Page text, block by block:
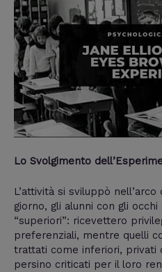
Lo Svolgimento
L’attività si sviluppò
giorno, gli alunni con gli
“superiori”: ricevettero
preferenziali, mentre quelli
trattati come inferiori, privati
persino criticati per il loro